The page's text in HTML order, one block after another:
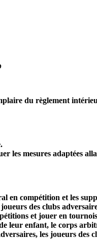
du règlement
les mesures adaptées
en compétition et les
des clubs
et jouer en
leur enfant, le corps
les joueurs